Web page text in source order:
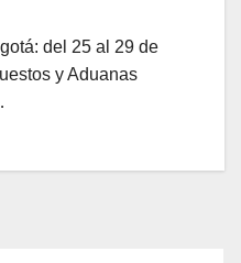
del 25 al 29 de
y Aduanas